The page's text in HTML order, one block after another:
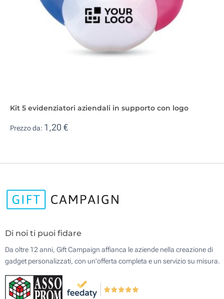
Kit 5 evidenziatori aziendali in supporto con logo
Prezzo da: 1,20 €
Di noi ti puoi fidare
Da oltre 12 anni, Gift Campaign affianca le aziende nella creazione di
gadget personalizzati, con un'offerta completa e un servizio su misura.